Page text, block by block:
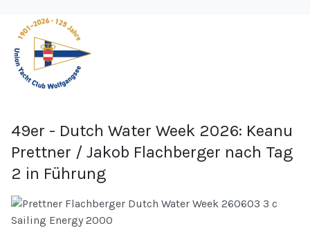
49er - Dutch Water Week 2026: Keanu
Prettner / Jakob Flachberger nach Tag
2 in Führung